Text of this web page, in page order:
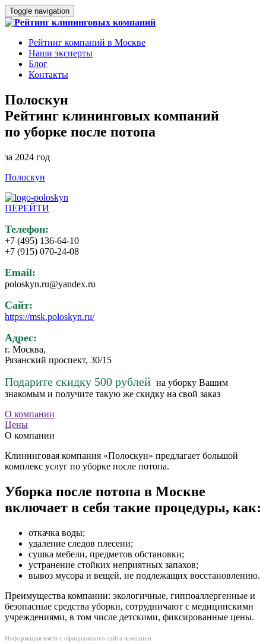
Toggle navigation
Рейтинг компаний в Москве
Наши эксперты
Блог
Контакты
Полоскун
Рейтинг клининговых компаний
по уборке после потопа
за 2024 год
Полоскун
ПЕРЕЙТИ
Телефон:
+7 (495) 136-64-10
+7 (915) 070-24-08
Email:
poloskyn.ru@yandex.ru
Сайт:
https://msk.poloskyn.ru/
Адрес:
г. Москва,
Рязанский проспект, 30/15
Подарите скидку 500 рублей на уборку Вашим
знакомым и получите такую же скидку на свой заказ
О компании
Цены
О компании
Клининговая компания «Полоскун» предлагает большой
комплекс услуг по уборке после потопа.
Уборка после потопа в Москве
включает в себя такие процедуры, как:
откачка воды;
удаление следов плесени;
сушка мебели, предметов обстановки;
устранение стойких неприятных запахов;
вывоз мусора и вещей, не подлежащих восстановлению.
Преимущества компании: экологичные, гиппоаллергенные и
безопасные средства уборки, сотрудничают с медицинскими
учреждениями, в том числе детскими, фиксированные цены.
Информация взята с официального сайта компании